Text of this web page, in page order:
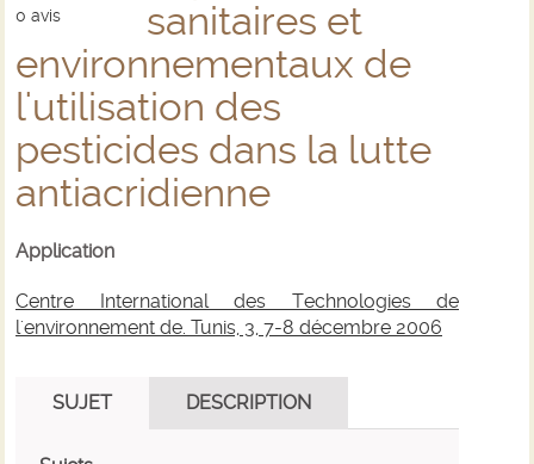
0 avis
sanitaires et
environnementaux de
l'utilisation des
pesticides dans la lutte
antiacridienne
Application
Centre International des Technologies de
l'environnement de. Tunis, 3, 7-8 décembre 2006
SUJET DESCRIPTION